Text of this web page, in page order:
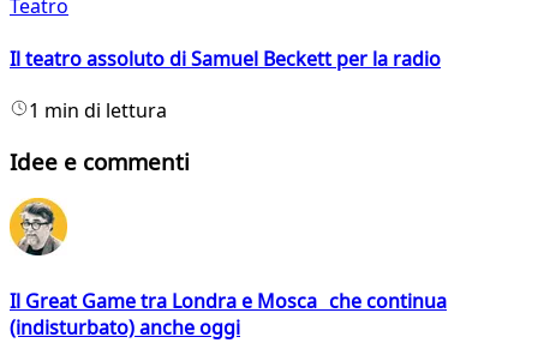
Teatro
Il teatro assoluto di Samuel Beckett per la radio
1 min di lettura
Idee e commenti
Il Great Game tra Londra e Mosca che continua
(indisturbato) anche oggi